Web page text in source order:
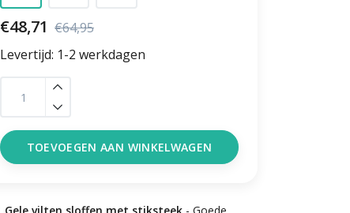
€48,71 €64,95
Levertijd: 1-2 werkdagen
TOEVOEGEN AAN WINKELWAGEN